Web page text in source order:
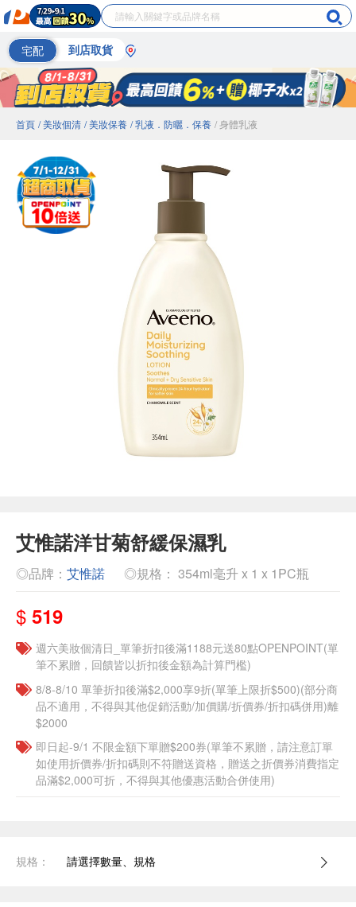
宅配 到店取貨
首頁 / 美妝個清 / 美妝保養 / 乳液．防曬．保養 / 身體乳液
艾惟諾洋甘菊舒緩保濕乳
◎品牌： 艾惟諾 ◎規格： 354ml毫升 x 1 x 1PC瓶
$ 519
週六美妝個清日_單筆折扣後滿1188元送80點OPENPOINT(單
筆不累贈，回饋皆以折扣後金額為計算門檻)
8/8-8/10 單筆折扣後滿$2,000享9折(單筆上限折$500)(部分商
品不適用，不得與其他促銷活動/加價購/折價券/折扣碼併用)離
$2000
即日起-9/1 不限金額下單贈$200券(單筆不累贈，請注意訂單
如使用折價券/折扣碼則不符贈送資格，贈送之折價券消費指定
品滿$2,000可折，不得與其他優惠活動合併使用)
規格： 請選擇數量、規格